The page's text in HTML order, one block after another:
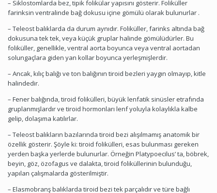
– Siklostomlarda bez, tipik folikülar yapısını gösterir. Foliküller
farinksin ventralinde bağ dokusu içine gömülü olarak bulunurlar .
– Teleost balıklarda da durum aynıdır. Foliküller, farinks altında bağ
dokusuna tek tek, veya küçük gruplar halinde gömülüdürler. Bu
foliküller, genellikle, ventral aorta boyunca veya ventral aortadan
solungaçlara giden yan kollar boyunca yerleşmişlerdir.
– Ancak, kılıç balığı ve ton balığının tiroid bezleri yaygın olmayıp, kitle
halindedir.
– Fener balığında, tiroid folikülleri, büyük lenfatik sinüsler etrafında
gruplanmışlardır ve tiroid hormonları lenf yoluyla kolaylıkla kalbe
gelip, dolaşıma katılırlar.
– Teleost balıkların bazılarında tiroid bezi alışılmamış anatomik bir
özellik gösterir. Şöyle ki: tiroid folikülleri, esas bulunması gereken
yerden başka yerlerde bulunurlar. Örneğin Platypoecilus’ ta, böbrek,
beyin, göz, özofagus ve dalakta, tiroid foliküllerinin bulunduğu,
yapılan çalışmalarda gösterilmiştir.
– Elasmobranş balıklarda tiroid bezi tek parçalıdır ve türe bağlı